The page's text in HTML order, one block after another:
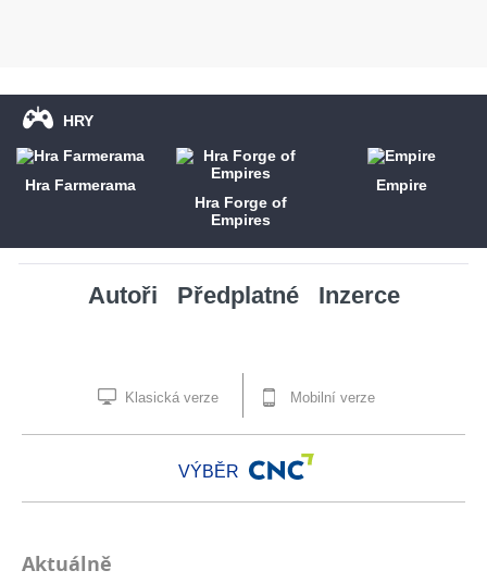
HRY
Hra Farmerama
Hra Forge of
Empires
Empire
Autoři Předplatné Inzerce
Klasická verze Mobilní verze
VÝBĚR
Aktuálně